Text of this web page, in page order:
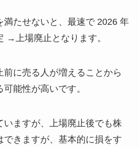
満たせないと、最速で 2026 年
→上場廃止となります。
前に売る人が増えることから
能性が高いです。
いますが、上場廃止後でも株
できますが、基本的に損をす